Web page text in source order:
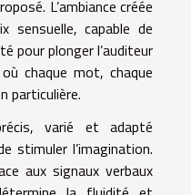
L’ambiance créée
sensuelle, capable de
pour plonger l’auditeur
chaque mot, chaque
particulière.
varié et adapté
stimuler l’imagination.
aux signaux verbaux